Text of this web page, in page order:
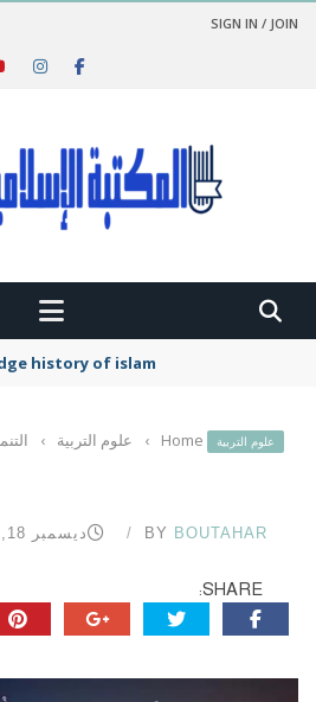
SIGN IN / JOIN
history of islam
علوم التربية Home
› علوم التربية ›
BY BOUTAHAR ديسمبر 18, 2017
SHARE: